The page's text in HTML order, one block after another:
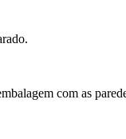
com as